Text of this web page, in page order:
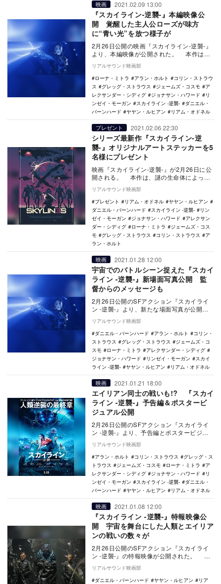
映画 2021.02.09 13:00
『スカイライン-逆襲-』本編映像公
開 覚醒した主人公ローズが味方
に“⻘い光”を放つ様子が
2月26日公開の映画『スカイライン-逆襲-』
より、本編映像が公開された。 本作は、
謎の生命体によって征服された人類の地球
奪還…
リアルサウンド映画部
ローナ・ミトラ
アラン・ホルト
コリン・ストラウ
ス
グレッグ・ストラウス ジェームズ・コスモ
ア
レクサンダー・シディグ
ジョナサン・ハワード
リ
ンゼイ・モーガン
スカイライン -逆襲-
ダニエル・
バーンハード
ヤヤン・ルヒアン リアム・オドネル
プレゼント 2021.02.06 22:30
シリーズ最新作『スカイライン-逆
襲-』オリジナルアートステッカーを5
名様にプレゼント
映画『スカイライン-逆襲-』が2月26日に公
開される。 本作は、謎の生命体によって
征服された人類の地球奪還の戦いを最新の
VF…
リアルサウンド映画部
プレゼント
リアム・オドネル
ヤヤン・ルヒアン
ダニエル・バーンハード
スカイライン -逆襲-
リン
ゼイ・モーガン
ジョナサン・ハワード
アレクサン
ダー・シディグ
ローナ・ミトラ
ジェームズ・コス
モ
グレッグ・ストラウス コリン・ストラウス
ア
ラン・ホルト
映画 2021.01.28 12:00
宇宙でのバトルシーン捉えた『スカイ
ライン -逆襲-』新場面写真公開 監
督からのメッセージも
2月26日公開のSFアクション『スカイライ
ン -逆襲-』より、新たな場面写真が公開さ
れた。 本作は、謎の生命体によって征服
さ…
リアルサウンド映画部
ダニエル・バーンハード
アラン・ホルト
コリン・
ストラウス
グレッグ・ストラウス
ジェームズ・コ
スモ
ローナ・ミトラ
アレクサンダー・シディグ
ジョナサン・ハワード
リンゼイ・モーガン
スカイ
ライン -逆襲-
ヤヤン・ルヒアン リアム・オドネル
映画 2021.01.21 18:00
エイリアン同士の戦いも!? 『スカイ
ライン -逆襲-』予告編＆ポスタービ
ジュアル公開
2月26日公開のSFアクション『スカイライ
ン -逆襲-』より、予告編とポスタービジュ
アルが公開された。 本作は、謎の生命体
に…
リアルサウンド映画部
アラン・ホルト
コリン・ストラウス
グレッグ・ス
トラウス
ジェームズ・コスモ ローナ・ミトラ
ア
レクサンダー・シディグ
ジョナサン・ハワード
リ
ンゼイ・モーガン
スカイライン -逆襲-
ダニエル・
バーンハード
ヤヤン・ルヒアン リアム・オドネル
映画 2021.01.08 12:00
『スカイライン -逆襲-』特報映像公
開 宇宙を舞台にした人類とエイリア
ンの戦いの数々が
2月26日公開のSFアクション『スカイライ
ン -逆襲-』の特報映像が公開された。 本
作は、謎の生命体によって征服された人類
の…
リアルサウンド映画部
ダニエル・バーンハード
ヤヤン・ルヒアン
リア